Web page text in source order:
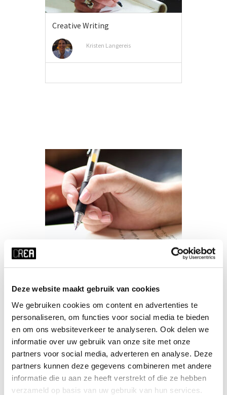
Deze website maakt gebruik van cookies
We gebruiken cookies om content en advertenties te
personaliseren, om functies voor social media te bieden
en om ons websiteverkeer te analyseren. Ook delen we
informatie over uw gebruik van onze site met onze
partners voor social media, adverteren en analyse. Deze
partners kunnen deze gegevens combineren met andere
informatie die u aan ze heeft verstrekt of die ze hebben
verzameld op basis van uw gebruik van hun services.
Creative Writing
Kristen Langereis
Poëzie
Hannah van Binsbergen
MEER INFO